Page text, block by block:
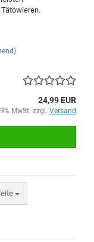
24,99 EUR
MwSt. zzgl. Versand